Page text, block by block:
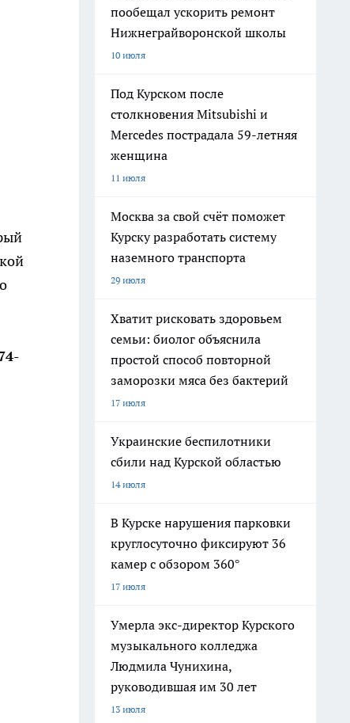
пообещал ускорить ремонт
Нижнеграйворонской школы
10 июля
Под Курском после
столкновения Mitsubishi и
Mercedes пострадала 59-летняя
женщина
11 июля
Москва за свой счёт поможет
Курску разработать систему
наземного транспорта
29 июля
Хватит рисковать здоровьем
семьи: биолог объяснила
простой способ повторной
заморозки мяса без бактерий
17 июля
Украинские беспилотники
сбили над Курской областью
14 июля
В Курске нарушения парковки
круглосуточно фиксируют 36
камер с обзором 360°
17 июля
Умерла экс-директор Курского
музыкального колледжа
Людмила Чунихина,
руководившая им 30 лет
13 июля